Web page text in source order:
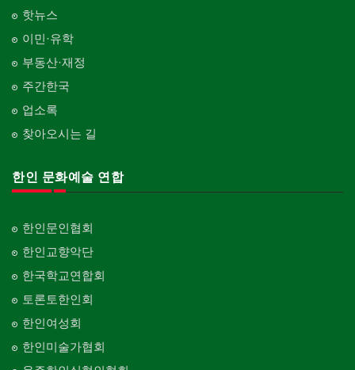
핫뉴스
이민·유학
부동산·재정
주간한국
업소록
찾아오시는 길
한인 문화예술 연합
한인문인협회
한인교향악단
한국학교연합회
토론토한인회
한인여성회
한인미술가협회